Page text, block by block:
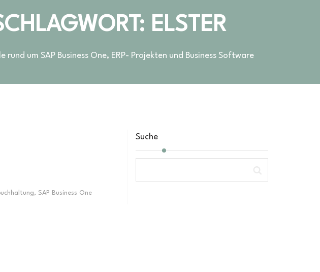
ELSTER
rund um SAP Business One, ERP- Projekten und Business Software
, SAP Business One
Suche